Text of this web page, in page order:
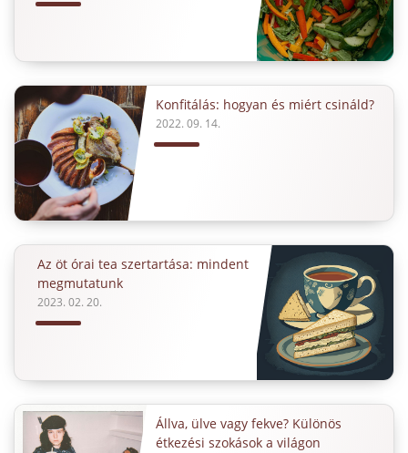
Konfitálás: hogyan és miért csináld?
2022. 09. 14.
Az öt órai tea szertartása: mindent
megmutatunk
2023. 02. 20.
Állva, ülve vagy fekve? Különös
étkezési szokások a világon